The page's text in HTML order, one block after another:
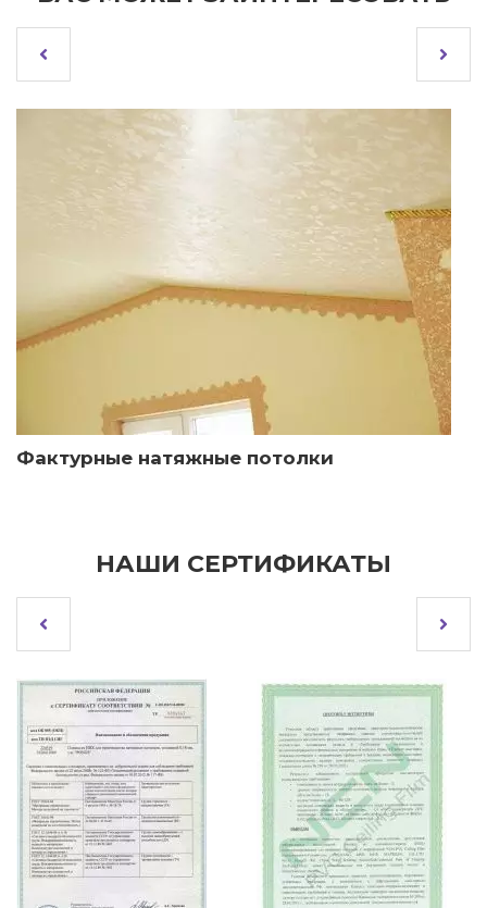
Натяжные потолки ПВХ
НАШИ СЕРТИФИКАТЫ